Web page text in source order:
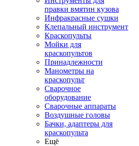
правки вмятин кузова
Инфракрасные сушки
Клепальный инструмент
Краскопульты
Мойки для
краскопультов
Принадлежности
Манометры на
краскопульт
Сварочное
оборудование
Сварочные аппараты
Воздушные головы
Бачки, адаптеры для
краскопульта
Ещё